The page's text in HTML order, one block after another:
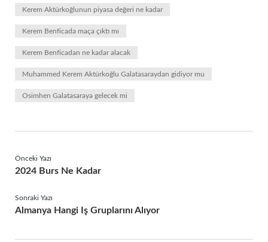
Kerem Aktürkoğlunun piyasa değeri ne kadar
Kerem Benficada maça çıktı mı
Kerem Benficadan ne kadar alacak
Muhammed Kerem Aktürkoğlu Galatasaraydan gidiyor mu
Osimhen Galatasaraya gelecek mi
Önceki Yazı
2024 Burs Ne Kadar
Sonraki Yazı
Almanya Hangi Iş Gruplarını Alıyor